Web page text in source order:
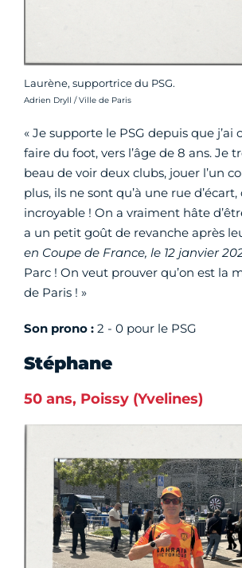
Laurène, supportrice du PSG.
Crédit photo :
Adrien Dryll / Ville de Paris
« Je supporte le PSG depuis que j’ai
faire du foot, vers l’âge de 8 ans. Je
beau de voir deux clubs, jouer l’un
plus, ils ne sont qu’à une rue d’écart,
incroyable ! On a vraiment hâte
a un petit goût de revanche après
en Coupe de France, le 12 janvier
Parc ! On veut prouver qu’on est la
de Paris ! »
Son prono : 2 - 0 pour le PSG
Stéphane
50 ans, Poissy (Yvelines)